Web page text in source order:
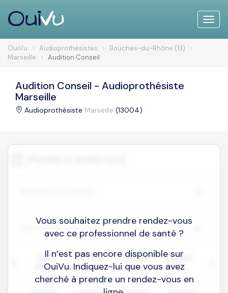
Toggle
OuiVu Audioprothésistes
Bouches-du-Rhône (13)
Marseille
Audition Conseil
Audition Conseil - Audioprothésiste
Marseille
Audioprothésiste Marseille (13004)
Vous souhaitez prendre rendez-vous
avec ce professionnel de santé ?
Il n’est pas encore disponible sur
OuiVu. Indiquez-lui que vous avez
cherché à prendre un rendez-vous en